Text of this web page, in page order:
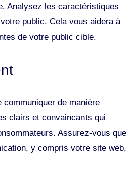
Analysez les caractéristiques
public. Cela vous aidera à
de votre public cible.
de manière
clairs et convaincants qui
Assurez-vous que
y compris votre site web,